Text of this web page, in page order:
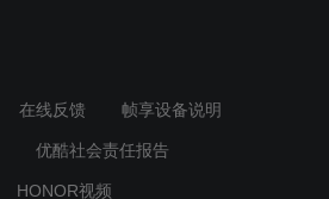
在线反馈 帧享设备说明
优酷社会责任报告
HONOR视频